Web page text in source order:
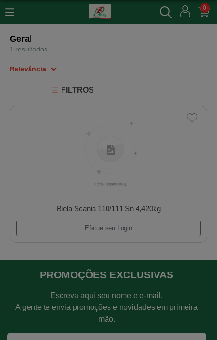
0
Geral
1 resultados
Relevância
FILTROS
Efetue seu Login
PROMOÇÕES EXCLUSIVAS
Escreva aqui seu nome e e-mail.
A gente te envia promoções e novidades em primeira
mão.